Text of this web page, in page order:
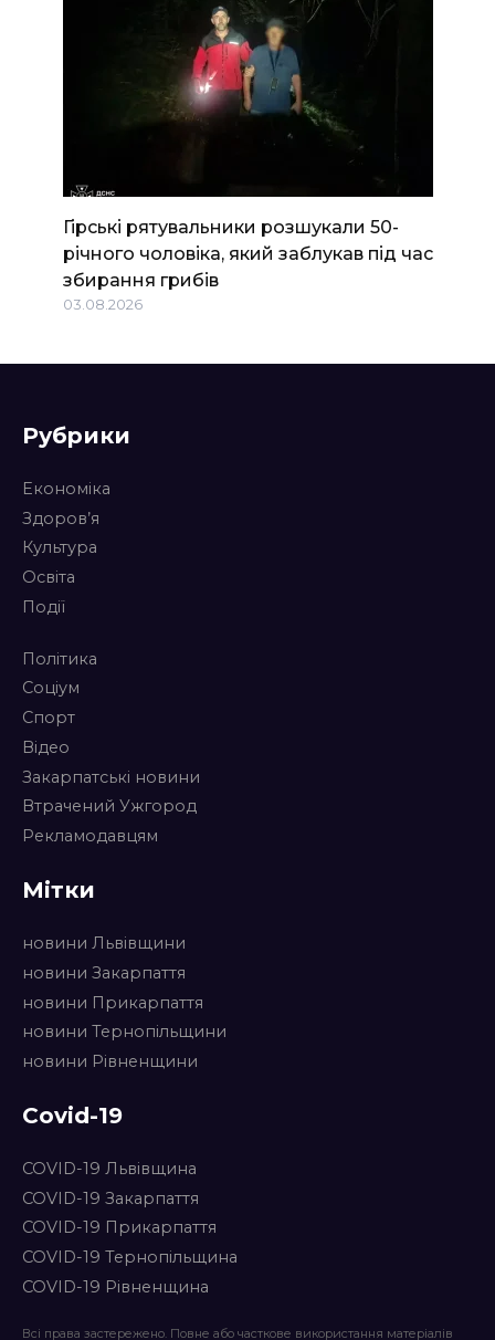
Гірські рятувальники розшукали 50-
річного чоловіка, який заблукав під час
збирання грибів
03.08.2026
Рубрики
Економіка
Здоров’я
Культура
Освіта
Події
Політика
Соціум
Спорт
Відео
Закарпатські новини
Втрачений Ужгород
Рекламодавцям
Мітки
новини Львівщини
новини Закарпаття
новини Прикарпаття
новини Тернопільщини
новини Рівненщини
Covid-19
COVID-19 Львівщина
COVID-19 Закарпаття
COVID-19 Прикарпаття
COVID-19 Тернопільщина
COVID-19 Рівненщина
Всі права застережено. Повне або часткове використання матеріалів